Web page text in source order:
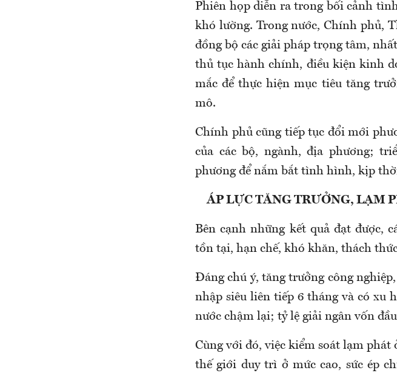
Phiên họp diễn ra trong bối cảnh
khó lường. Trong nước, Chính phủ,
đồng bộ các giải pháp trọng tâm,
thủ tục hành chính, điều kiện kinh
mắc để thực hiện mục tiêu tăng
mô.
Chính phủ cũng tiếp tục đổi mới
của các bộ, ngành, địa phương;
phương để nắm bắt tình hình, kịp
ÁP LỰC TĂNG TRƯỞNG, LẠM
Bên cạnh những kết quả đạt được,
tồn tại, hạn chế, khó khăn, thách
Đáng chú ý, tăng trưởng công
nhập siêu liên tiếp 6 tháng và có xu
nước chậm lại; tỷ lệ giải ngân vốn
Cùng với đó, việc kiểm soát lạm phát
thế giới duy trì ở mức cao, sức ép